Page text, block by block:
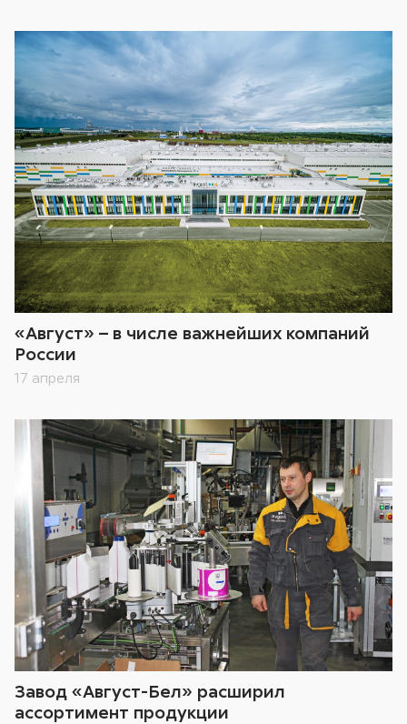
«Август» – в числе важнейших компаний
России
17 апреля
Завод «Август-Бел» расширил
ассортимент продукции